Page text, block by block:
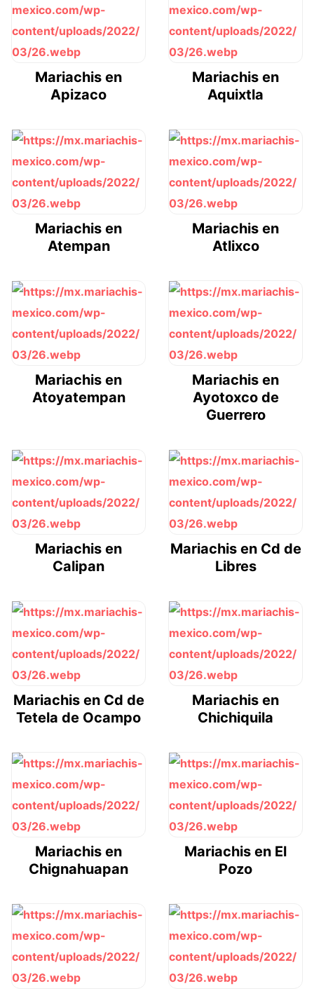
Mariachis en
Apizaco
Mariachis en
Aquixtla
Mariachis en
Atempan
Mariachis en
Atlixco
Mariachis en
Atoyatempan
Mariachis en
Ayotoxco de
Guerrero
Mariachis en
Calipan
Mariachis en Cd de
Libres
Mariachis en Cd de
Tetela de Ocampo
Mariachis en
Chichiquila
Mariachis en
Chignahuapan
Mariachis en El
Pozo